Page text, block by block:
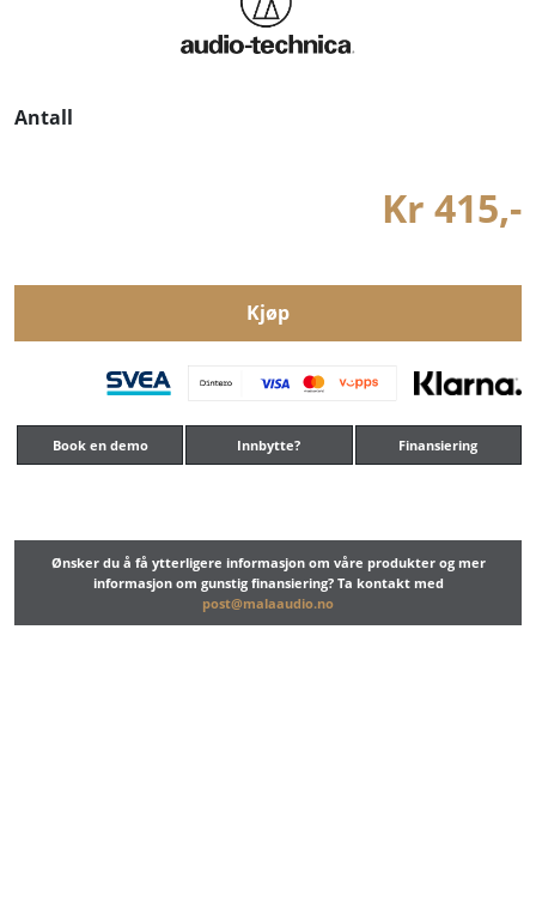
Antall
Kr 415,-
Kjøp
Book en demo Innbytte? Finansiering
Ønsker du å få ytterligere informasjon om våre produkter og mer
informasjon om gunstig finansiering? Ta kontakt med
post@malaaudio.no